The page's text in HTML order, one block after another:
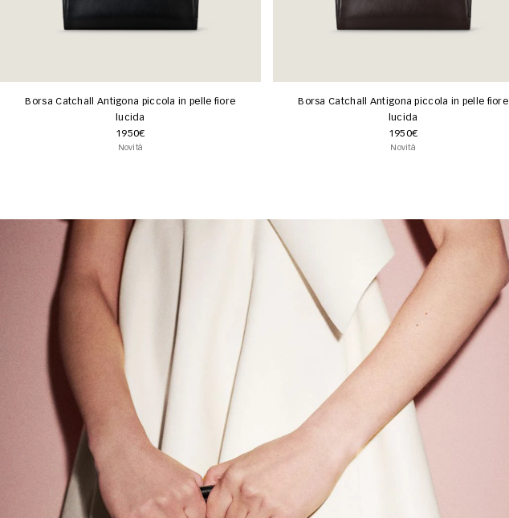
Borsa Catchall Antigona piccola in pelle fiore
lucida
1950€
Novità
Borsa Catchall Antigona piccola in pelle fiore
lucida
1950€
Novità